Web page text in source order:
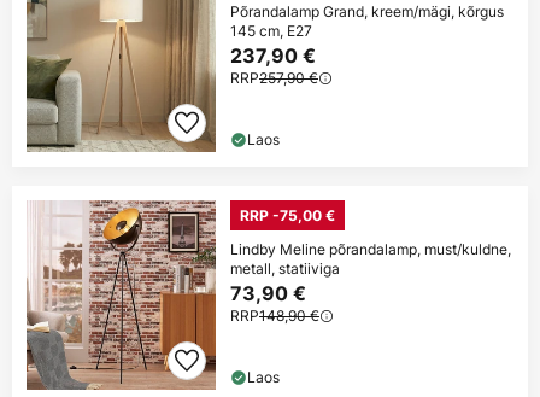
Põrandalamp Grand, kreem/mägi, kõrgus
145 cm, E27
237,90 €
RRP257,90 €
Laos
RRP -75,00 €
Lindby Meline põrandalamp, must/kuldne,
metall, statiiviga
73,90 €
RRP148,90 €
Laos